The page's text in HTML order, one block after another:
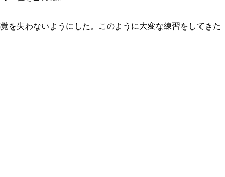
を失わないようにした。このように大変な練習をしてきた